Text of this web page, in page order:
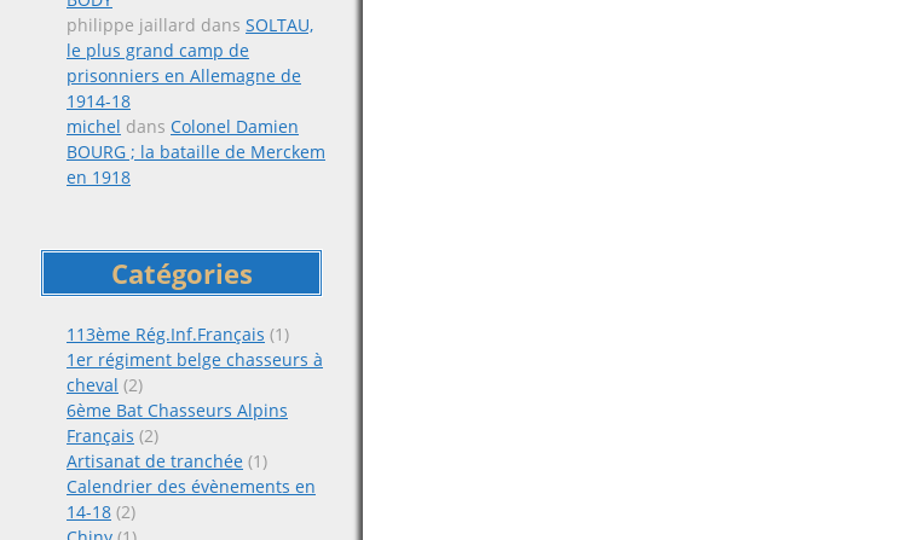
philippe jaillard dans SOLTAU,
le plus grand camp de
prisonniers en Allemagne de
1914-18
michel dans Colonel Damien
BOURG ; la bataille de Merckem
en 1918
Catégories
113ème Rég.Inf.Français (1)
1er régiment belge chasseurs à
cheval (2)
6ème Bat Chasseurs Alpins
Français (2)
Artisanat de tranchée (1)
Calendrier des évènements en
14-18 (2)